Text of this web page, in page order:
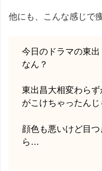
他にも、こんな感じで
今日のドラマの東
なん？
東出昌大相変わら
がこけちゃったんじ
顔色も悪いけど目
ら…